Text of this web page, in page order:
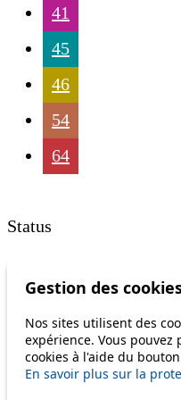
Gestion des
Nos sites utilisent des
expérience. Vous
cookies à l'aide du
En savoir plus sur la
41
45
46
54
64
Status
Information
Disruption to
Reset filters
Only lines affected by